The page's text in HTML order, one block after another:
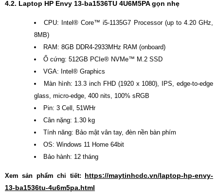
4.2. Laptop HP Envy 13-ba1536TU 4U6M5PA gọn nhẹ
CPU: Intel® Core™ i5-1135G7 Processor (up to 4.20 GHz,
8MB)
RAM: 8GB DDR4-2933MHz RAM (onboard)
Ổ cứng: 512GB PCIe® NVMe™ M.2 SSD
VGA: Intel® Graphics
Màn hình: 13.3 inch FHD (1920 x 1080), IPS, edge-to-edge
glass, micro-edge, 400 nits, 100% sRGB
Pin: 3 Cell, 51WHr
Cân nặng: 1.30 kg
Tính năng: Bảo mật vân tay, đèn nền bàn phím
OS: Windows 11 Home 64bit
Bảo hành: 12 tháng
Xem sản phẩm chi tiết: https://maytinhcdc.vn/laptop-hp-envy-
13-ba1536tu-4u6m5pa.html